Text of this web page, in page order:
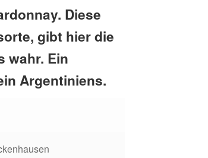
Diese
gibt hier die
wahr. Ein
Argentiniens.